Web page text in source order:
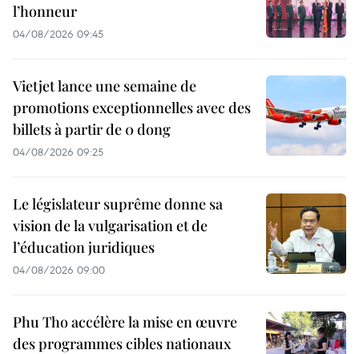
l’honneur
04/08/2026 09:45
Vietjet lance une semaine de
promotions exceptionnelles avec des
billets à partir de 0 dong
04/08/2026 09:25
Le législateur suprême donne sa
vision de la vulgarisation et de
l’éducation juridiques
04/08/2026 09:00
Phu Tho accélère la mise en œuvre
des programmes cibles nationaux